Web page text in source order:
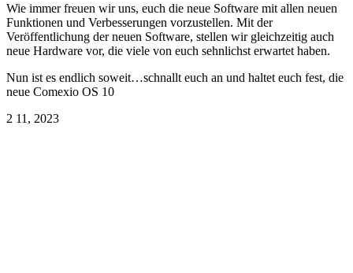
Wie immer freuen wir uns, euch die neue Software mit allen neuen
Funktionen und Verbesserungen vorzustellen. Mit der
Veröffentlichung der neuen Software, stellen wir gleichzeitig auch
neue Hardware vor, die viele von euch sehnlichst erwartet haben.
Nun ist es endlich soweit…schnallt euch an und haltet euch fest, die
neue Comexio OS 10
2 11, 2023